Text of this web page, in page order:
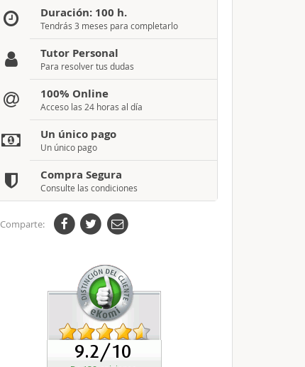
Duración: 100 h.
Tendrás 3 meses para completarlo
Tutor Personal
Para resolver tus dudas
100% Online
Acceso las 24 horas al día
Un único pago
Un único pago
Compra Segura
Consulte las condiciones
Comparte: